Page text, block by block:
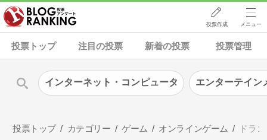
投票作成 メニュー
投票トップ 注目の投票 新着の投票 投票管理
投票トップ カテゴリー ゲーム オンラインゲーム ドラ
インターネット・コンピュータ エンターテイン